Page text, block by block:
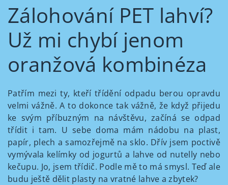
Zálohování PET lahví?
Už mi chybí jenom
oranžová kombinéza
Patřím mezi ty, kteří třídění odpadu berou opravdu
velmi vážně. A to dokonce tak vážně, že když přijedu
ke svým příbuzným na návštěvu, začíná se odpad
třídit i tam. U sebe doma mám nádobu na plast,
papír, plech a samozřejmě na sklo. Dřív jsem poctivě
vymývala kelímky od jogurtů a lahve od nutelly nebo
kečupu. Jo, jsem třídič. Podle mě to má smysl. Teď ale
budu ještě dělit plasty na vratné lahve a zbytek?